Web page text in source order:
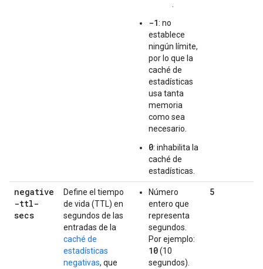
-1: no
establece
ningún límite,
por lo que la
caché de
estadísticas
usa tanta
memoria
como sea
necesario.
0: inhabilita la
caché de
estadísticas.
negative
-ttl-
secs
Define el tiempo
de vida (TTL) en
segundos de las
entradas de la
caché de
estadísticas
negativas, que
Número
entero que
representa
segundos.
Por ejemplo:
10(10
segundos).
5